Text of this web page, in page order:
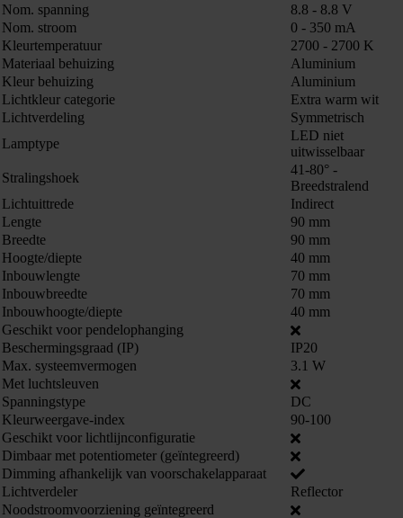
Nom. spanning
8.8 - 8.8 V
Nom. stroom
0 - 350 mA
Kleurtemperatuur
2700 - 2700 K
Materiaal behuizing
Aluminium
Kleur behuizing
Aluminium
Lichtkleur categorie
Extra warm wit
Lichtverdeling
Symmetrisch
Lamptype
LED niet
uitwisselbaar
Stralingshoek
41-80° -
Breedstralend
Lichtuittrede
Indirect
Lengte
90 mm
Breedte
90 mm
Hoogte/diepte
40 mm
Inbouwlengte
70 mm
Inbouwbreedte
70 mm
Inbouwhoogte/diepte
40 mm
Geschikt voor pendelophanging
Beschermingsgraad (IP)
IP20
Max. systeemvermogen
3.1 W
Met luchtsleuven
Spanningstype
DC
Kleurweergave-index
90-100
Geschikt voor lichtlijnconfiguratie
Dimbaar met potentiometer (geïntegreerd)
Dimming afhankelijk van voorschakelapparaat
Lichtverdeler
Reflector
Noodstroomvoorziening geïntegreerd
863661